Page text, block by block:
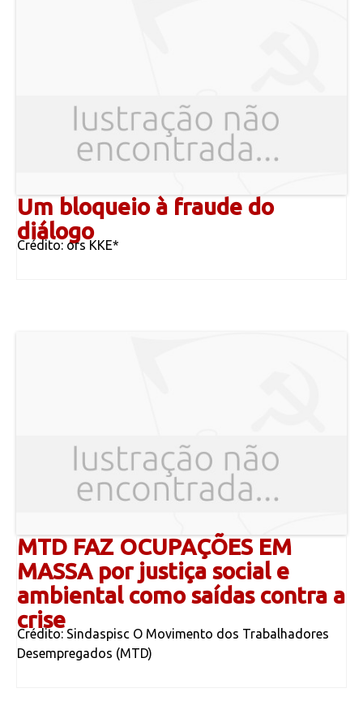
Um bloqueio à fraude do
diálogo
Crédito: ors KKE*
MTD FAZ OCUPAÇÕES EM
MASSA por justiça social e
ambiental como saídas contra a
crise
Crédito: Sindaspisc O Movimento dos Trabalhadores
Desempregados (MTD)